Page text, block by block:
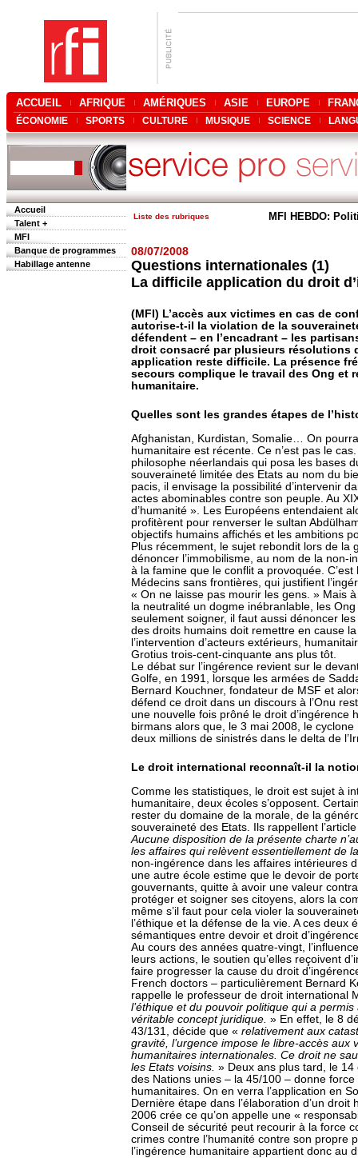
ACCUEIL AFRIQUE AMÉRIQUES ASIE EUROPE
ÉCONOMIE SPORTS CULTURE MUSIQUE SCIENCE
Accueil
Talent +
MFI
Banque de programmes
Habillage antenne
Liste des rubriques MFI HEBDO:
08/07/2008
Questions internationales (1)
La difficile application du droit
(MFI) L’accès aux victimes en cas de
autorise-t-il la violation de la
défendent – en l’encadrant – les
droit consacré par plusieurs résolutions
application reste difficile. La présence
secours complique le travail des Ong et
humanitaire.
Quelles sont les grandes étapes de
Afghanistan, Kurdistan, Somalie… On
humanitaire est récente. Ce n’est pas le
philosophe néerlandais qui posa les bases
souveraineté limitée des Etats au nom du
pacis, il envisage la possibilité d’intervenir
actes abominables contre son peuple. Au
d’humanité ». Les Européens entendaient
profitèrent pour renverser le sultan
objectifs humains affichés et les ambitions
Plus récemment, le sujet rebondit lors de la
dénoncer l’immobilisme, au nom de la
à la famine que le conflit a provoquée.
Médecins sans frontières, qui justifient
« On ne laisse pas mourir les gens. » Mais
la neutralité un dogme inébranlable, les
seulement soigner, il faut aussi dénoncer
des droits humains doit remettre en cause
l’intervention d’acteurs extérieurs,
Grotius trois-cent-cinquante ans plus tôt.
Le débat sur l’ingérence revient sur le
Golfe, en 1991, lorsque les armées de
Bernard Kouchner, fondateur de MSF et
défend ce droit dans un discours à l’Onu
une nouvelle fois prôné le droit d’ingérence
birmans alors que, le 3 mai 2008, le
deux millions de sinistrés dans le delta de
Le droit international reconnaît-il la
Comme les statistiques, le droit est sujet à
humanitaire, deux écoles s’opposent.
rester du domaine de la morale, de la
souveraineté des Etats. Ils rappellent
Aucune disposition de la présente charte
les affaires qui relèvent essentiellement de
non-ingérence dans les affaires intérieures
une autre école estime que le devoir de
gouvernants, quitte à avoir une valeur
protéger et soigner ses citoyens, alors la
même s’il faut pour cela violer la
l’éthique et la défense de la vie. A ces deux
sémantiques entre devoir et droit
Au cours des années quatre-vingt,
leurs actions, le soutien qu’elles reçoivent
faire progresser la cause du droit
French doctors – particulièrement Bernard
rappelle le professeur de droit international
l’éthique et du pouvoir politique qui a
véritable concept juridique. » En effet, le 8
43/131, décide que « relativement aux
gravité, l’urgence impose le libre-accès aux
humanitaires internationales. Ce droit ne
les Etats voisins. » Deux ans plus tard, le
des Nations unies – la 45/100 – donne
humanitaires. On en verra l’application en
Dernière étape dans l’élaboration d’un
2006 crée ce qu’on appelle une «
Conseil de sécurité peut recourir à la force
crimes contre l’humanité contre son propre
l’ingérence humanitaire appartient donc au